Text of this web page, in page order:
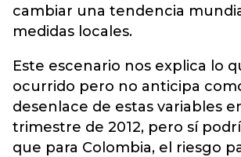
cambiar una tendencia
medidas locales.
Este escenario nos explica lo
ocurrido pero no anticipa
desenlace de estas variables
trimestre de 2012, pero sí
que para Colombia, el riesgo